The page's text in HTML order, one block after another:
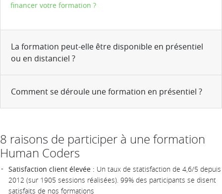
financer votre formation ?
La formation peut-elle être disponible en présentiel
ou en distanciel ?
Comment se déroule une formation en présentiel ?
8 raisons de participer à une formation
Human Coders
Satisfaction client élevée : Un taux de statisfaction de 4,6/5 depuis
2012 (sur 1905 sessions réalisées). 99% des participants se disent
satisfaits de nos formations